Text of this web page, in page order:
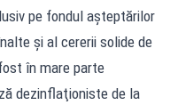
pe fondul aşteptărilor
şi al cererii solide de
în mare parte
dezinflaţioniste de la